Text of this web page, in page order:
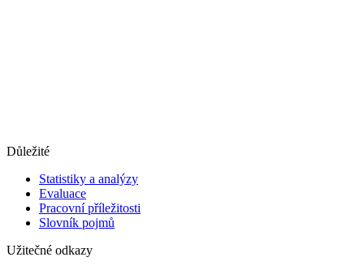
Důležité
Statistiky a analýzy
Evaluace
Pracovní příležitosti
Slovník pojmů
Užitečné odkazy